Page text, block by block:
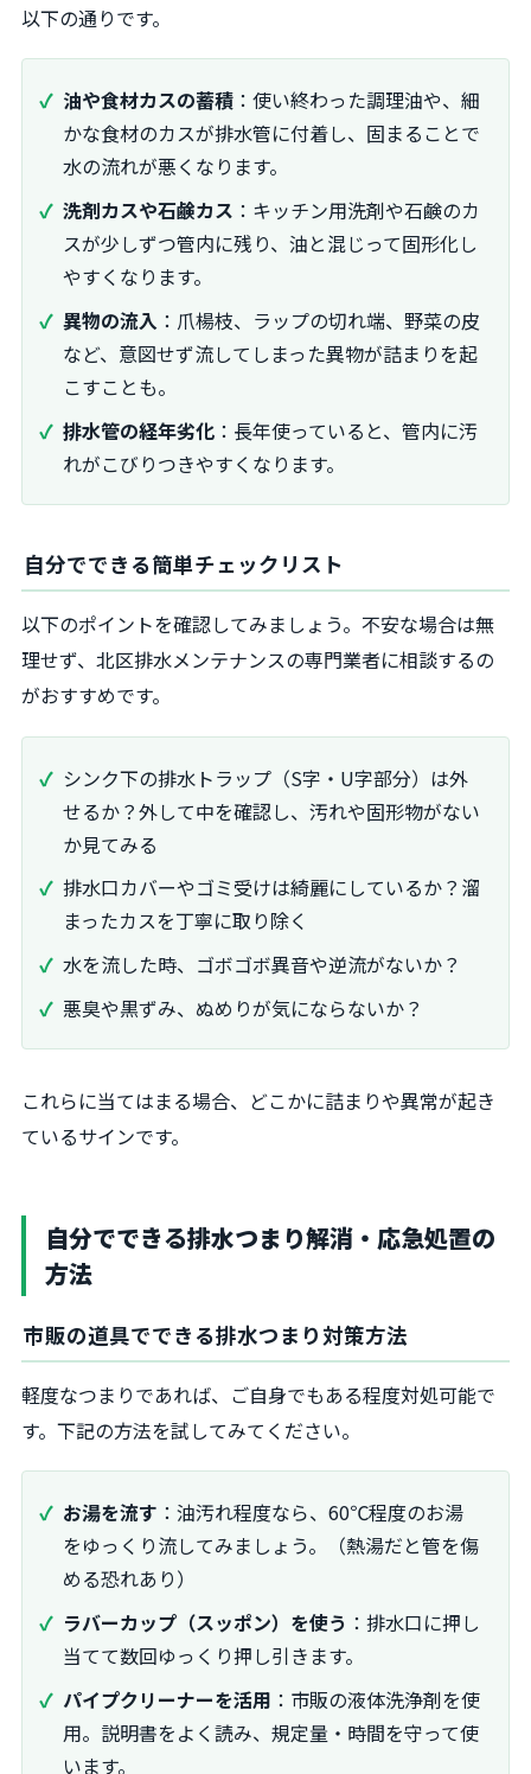
以下の通りです。
油や食材カスの蓄積 ：使い終わった調理油や、細
かな食材のカスが排水管に付着し、固まることで
水の流れが悪くなります。
洗剤カスや石鹸カス ：キッチン用洗剤や石鹸のカ
スが少しずつ管内に残り、油と混じって固形化し
やすくなります。
異物の流入 ：爪楊枝、ラップの切れ端、野菜の皮
など、意図せず流してしまった異物が詰まりを起
こすことも。
排水管の経年劣化 ：長年使っていると、管内に汚
れがこびりつきやすくなります。
自分でできる簡単チェックリスト
以下のポイントを確認してみましょう。不安な場合は無
理せず、北区排水メンテナンスの専門業者に相談するの
がおすすめです。
シンク下の排水トラップ（S字・U字部分）は外
せるか？外して中を確認し、汚れや固形物がない
か見てみる
排水口カバーやゴミ受けは綺麗にしているか？溜
まったカスを丁寧に取り除く
水を流した時、ゴボゴボ異音や逆流がないか？
悪臭や黒ずみ、ぬめりが気にならないか？
これらに当てはまる場合、どこかに詰まりや異常が起き
ているサインです。
自分でできる排水つまり解消・応急処置の
方法
市販の道具でできる排水つまり対策方法
軽度なつまりであれば、ご自身でもある程度対処可能で
す。下記の方法を試してみてください。
お湯を流す ：油汚れ程度なら、60℃程度のお湯
をゆっくり流してみましょう。（熱湯だと管を傷
める恐れあり）
ラバーカップ（スッポン）を使う ：排水口に押し
当てて数回ゆっくり押し引きます。
パイプクリーナーを活用 ：市販の液体洗浄剤を使
用。説明書をよく読み、規定量・時間を守って使
います。